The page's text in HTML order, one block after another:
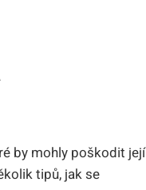
by mohly poškodit její
tipů, jak se